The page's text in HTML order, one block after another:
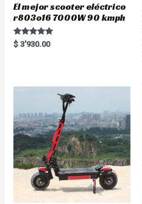
El mejor scooter eléctrico
r803o16 7000W 90 kmph
Rated
5.00
$ 3'930.00